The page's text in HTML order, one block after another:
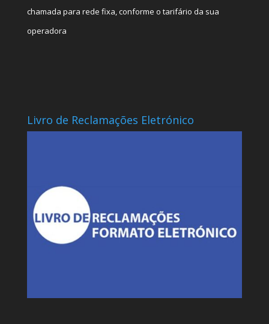
chamada para rede fixa, conforme o tarifário da sua
operadora
Livro de Reclamações Eletrónico